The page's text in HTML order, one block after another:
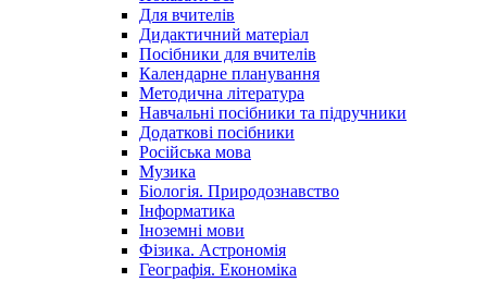
Для вчителів
Дидактичний матеріал
Посібники для вчителів
Календарне планування
Методична література
Навчальні посібники та підручники
Додаткові посібники
Російська мова
Музика
Біологія. Природознавство
Інформатика
Іноземні мови
Фізика. Астрономія
Географія. Економіка